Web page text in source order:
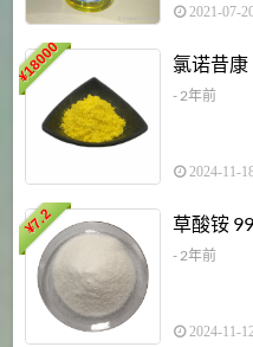
2021-07-
¥
18000 氯诺昔康
- 2年前
2024-11-
¥
7.2 草酸铵
- 2年前
2024-11-